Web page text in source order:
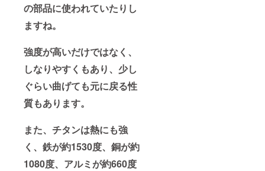
の部品に使われていたりし
ますね。
強度が高いだけではなく、
しなりやすくもあり、少し
ぐらい曲げても元に戻る性
質もあります。
また、チタンは熱にも強
く、鉄が約1530度、銅が約
1080度、アルミが約660度